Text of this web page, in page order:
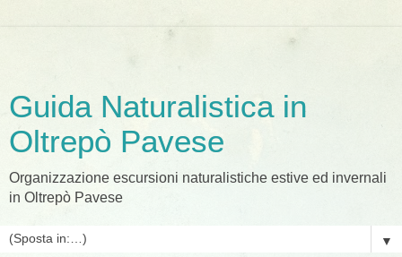
Guida Naturalistica in
Oltrepò Pavese
Organizzazione escursioni naturalistiche estive ed invernali
in Oltrepò Pavese
▼